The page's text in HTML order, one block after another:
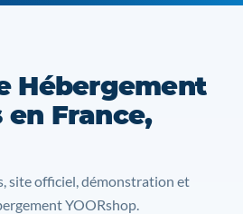
Hébergement
France,
site officiel, démonstration et
YOORshop.